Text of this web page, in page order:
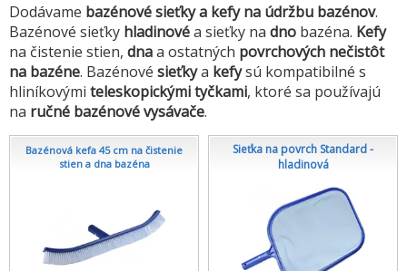
Dodávame bazénové sieťky a kefy na údržbu bazénov.
Bazénové sieťky hladinovéa sieťky na dno bazéna. Kefy
na čistenie stien, dnaa ostatných povrchových nečistôt
na bazéne. Bazénové sieťkya kefysú kompatibilné s
hliníkovými teleskopickými tyčkami, ktoré sa používajú
na ručné bazénové vysávače.
Bazénová kefa 45 cm na čistenie
stien a dna bazéna
Sieťka na povrch Standard -
hladinová